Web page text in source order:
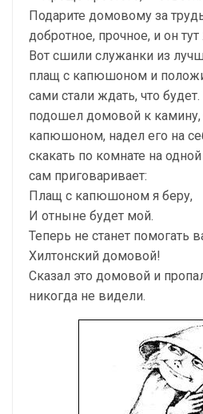
Подарите домовому за
добротное, прочное, и он
Вот сшили служанки из
плащ с капюшоном и
сами стали ждать, что
подошел домовой к
капюшоном, надел его на
скакать по комнате на
сам приговаривает:
Плащ с капюшоном я беру,
И отныне будет мой.
Теперь не станет помогать
Хилтонский домовой!
Сказал это домовой и
никогда не видели.